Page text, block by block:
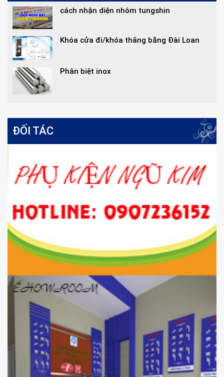
cách nhận diện nhôm tungshin
Khóa cửa đi/khóa thăng bằng Đài Loan
Phân biệt inox
ĐỐI TÁC